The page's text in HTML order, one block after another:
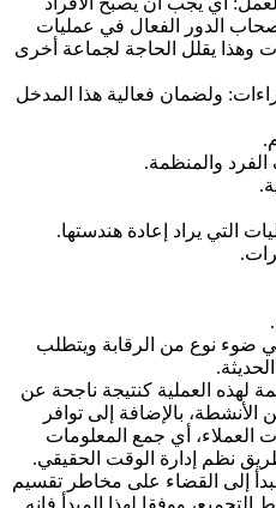
الدور الفعال في عمليات
وهذا يقلل الحاجة لجماعة أخرى
ولضمان فعالية هذا المدخل
والمنظمة.
التي يراد إعادة هندستها.
ضوء نوع من الرقابة ويتطلب
لهذه العملية كنتيجة ناجحة عن
بالإضافة إلى توافر
العملاء، أي جمع المعلومات
نظم إدارة الوقت الحقيقي.
إلى القضاء على مخاطر تقسيم
ووفقا لهذا المبدأ فإنه